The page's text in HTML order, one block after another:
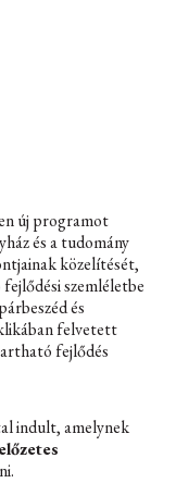
új programot
és a tudomány
közelítését,
szemléletbe
és
felvetett
fejlődés
indult, amelynek